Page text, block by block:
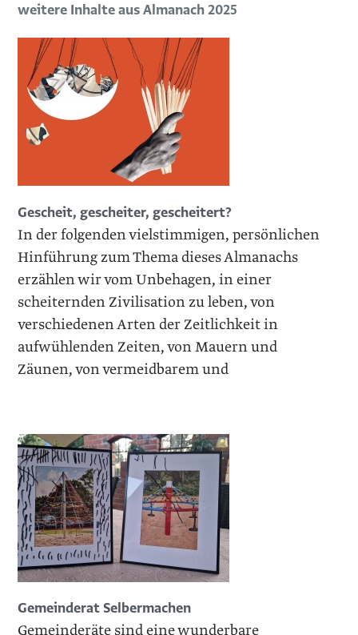
weitere Inhalte aus Almanach 2025
Gescheit, gescheiter, gescheitert?
In der folgenden vielstimmigen, persönlichen
Hinführung zum Thema dieses Almanachs
erzählen wir vom Unbehagen, in einer
scheiternden Zivilisation zu leben, von
verschiedenen Arten der Zeitlichkeit in
aufwühlenden Zeiten, von Mauern und
Zäunen, von vermeidbarem und
Gemeinderat Selbermachen
Gemeinderäte sind eine wunderbare